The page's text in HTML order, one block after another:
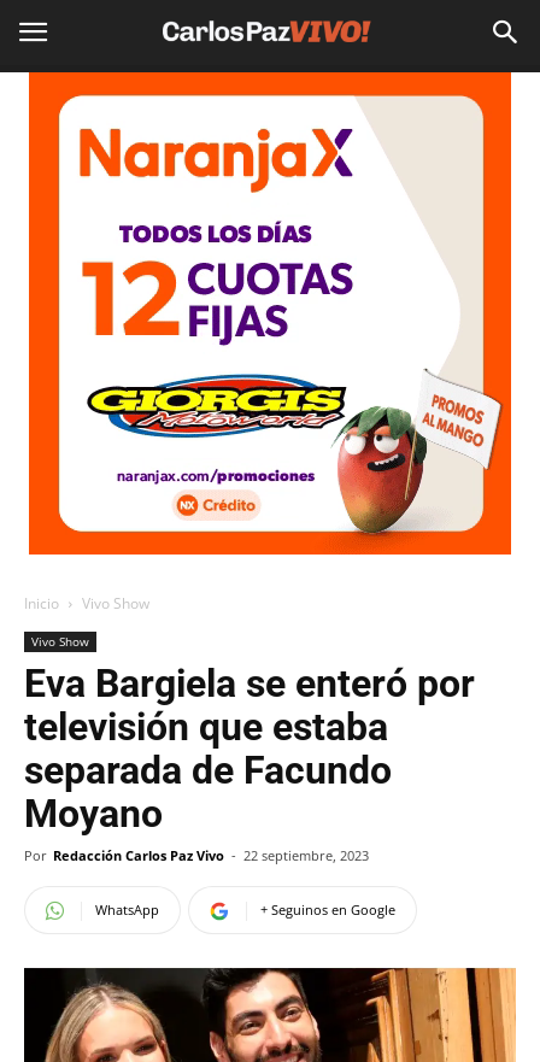
Inicio Vivo Show
Vivo Show
Eva Bargiela se enteró por
televisión que estaba
separada de Facundo
Moyano
Por Redacción Carlos Paz Vivo - 22 septiembre, 2023
WhatsApp + Seguinos en Google